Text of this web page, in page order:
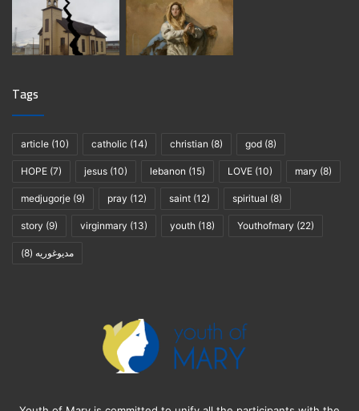
Tags
article (10) catholic (14) christian (8) god (8)
HOPE (7) jesus (10) lebanon (15) LOVE (10) mary (8)
medjugorje (9) pray (12) saint (12) spiritual (8)
story (9) virginmary (13) youth (18) Youthofmary (22)
مديوغوريه (8)